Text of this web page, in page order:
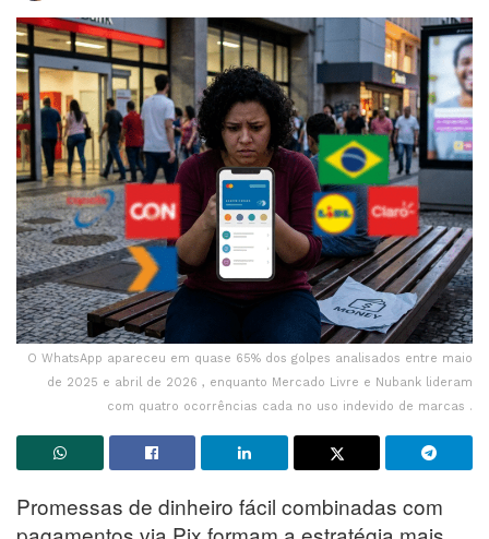
O WhatsApp apareceu em quase 65% dos golpes analisados entre maio
de 2025 e abril de 2026 , enquanto Mercado Livre e Nubank lideram
com quatro ocorrências cada no uso indevido de marcas .
Promessas de dinheiro fácil combinadas com